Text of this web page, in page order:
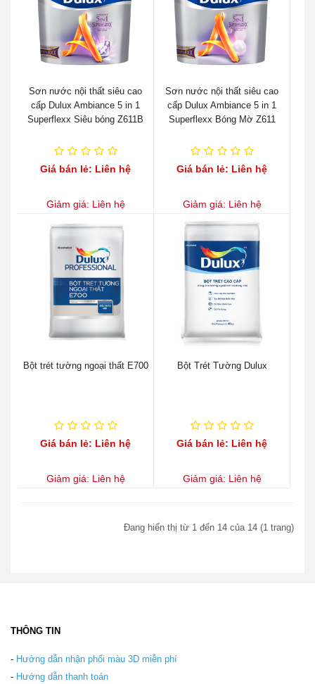
Sơn nước nội thất siêu cao
cấp Dulux Ambiance 5 in 1
Superflexx Siêu bóng Z611B
Giá bán lẻ: Liên hệ
Giảm giá: Liên hệ
Sơn nước nội thất siêu cao
cấp Dulux Ambiance 5 in 1
Superflexx Bóng Mờ Z611
Giá bán lẻ: Liên hệ
Giảm giá: Liên hệ
Bột trét tường ngoại thất E700
Giá bán lẻ: Liên hệ
Giảm giá: Liên hệ
Bột Trét Tường Dulux
Giá bán lẻ: Liên hệ
Giảm giá: Liên hệ
Đang hiển thị từ 1 đến 14 của 14 (1 trang)
THÔNG TIN
- Hướng dẫn nhận phối màu 3D miễn phí
- Hướng dẫn thanh toán